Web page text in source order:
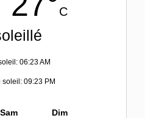
C
06:23 AM
09:23 PM
Sam Dim